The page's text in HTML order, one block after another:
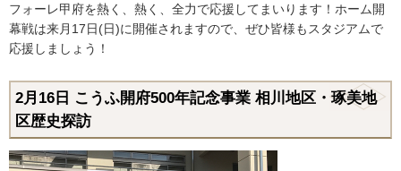
フォーレ甲府を熱く、熱く、全力で応援してまいります！ホーム開
幕戦は来月17日(日)に開催されますので、ぜひ皆様もスタジアムで
応援しましょう！
2月16日 こうふ開府500年記念事業 相川地区・琢美地
区歴史探訪